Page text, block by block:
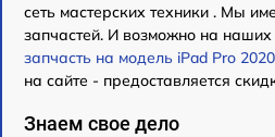
сеть мастерских техники . Мы
запчастей. И возможно на
запчасть на модель iPad Pro
на сайте - предоставляется
Знаем свое дело